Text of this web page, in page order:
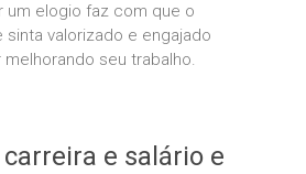
um elogio faz com que o
sinta valorizado e engajado
melhorando seu trabalho.
e salário e